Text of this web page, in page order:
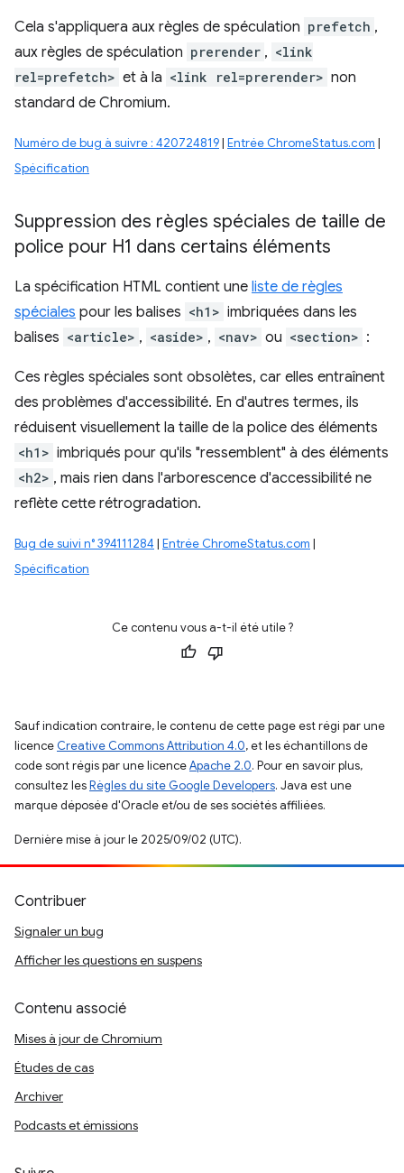
Cela s'appliquera aux règles de spéculation prefetch ,
aux règles de spéculation prerender , <link
rel=prefetch> et à la <link rel=prerender> non
standard de Chromium.
Numéro de bug à suivre : 420724819| Entrée ChromeStatus.com |
Spécification
Suppression des règles spéciales de taille de
police pour H1 dans certains éléments
La spécification HTML contient une liste de règles
spéciales pour les balises <h1> imbriquées dans les
balises <article> , <aside> , <nav> ou <section> :
Ces règles spéciales sont obsolètes, car elles entraînent
des problèmes d'accessibilité. En d'autres termes, ils
réduisent visuellement la taille de la police des éléments
<h1> imbriqués pour qu'ils "ressemblent" à des éléments
<h2> , mais rien dans l'arborescence d'accessibilité ne
reflète cette rétrogradation.
Bug de suivi n° 394111284 | Entrée ChromeStatus.com |
Spécification
Ce contenu vous a-t-il été utile ?
Sauf indication contraire, le contenu de cette page est régi par une
licence Creative Commons Attribution 4.0, et les échantillons de
code sont régis par une licenceApache 2.0. Pour en savoir plus,
consultez lesRègles du site Google Developers. Java est une
marque déposée d'Oracle et/ou de ses sociétés affiliées.
Dernière mise à jour le 2025/09/02 (UTC).
Contribuer
Signaler un bug
Afficher les questions en suspens
Contenu associé
Mises à jour de Chromium
Études de cas
Archiver
Podcasts et émissions